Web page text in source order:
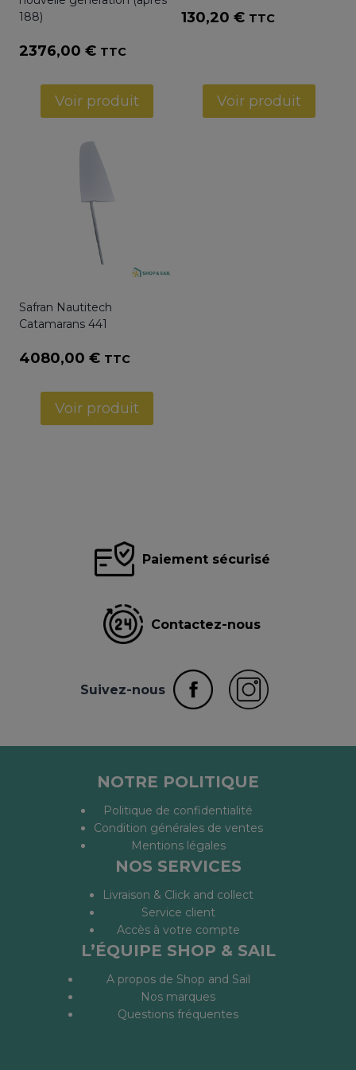
188)
2376,00 € TTC
Voir produit
130,20 € TTC
Voir produit
Safran Nautitech
Catamarans 441
4080,00 € TTC
Voir produit
Paiement sécurisé
Contactez-nous
Suivez-nous
NOTRE POLITIQUE
Politique de confidentialité
Condition générales de ventes
Mentions légales
NOS SERVICES
Livraison & Click and collect
Service client
Accès à votre compte
L’ÉQUIPE SHOP & SAIL
A propos de Shop and Sail
Nos marques
Questions fréquentes